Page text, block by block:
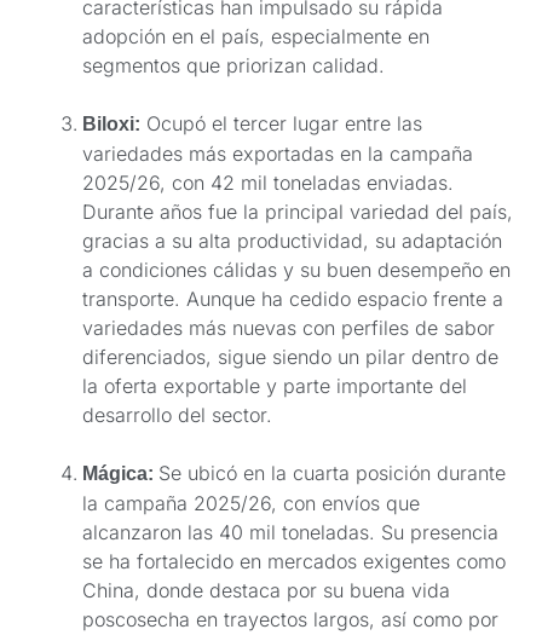
características han impulsado su rápida
adopción en el país, especialmente en
segmentos que priorizan calidad.
Biloxi: Ocupó el tercer lugar entre las
variedades más exportadas en la campaña
2025/26, con 42 mil toneladas enviadas.
Durante años fue la principal variedad del país,
gracias a su alta productividad, su adaptación
a condiciones cálidas y su buen desempeño en
transporte. Aunque ha cedido espacio frente a
variedades más nuevas con perfiles de sabor
diferenciados, sigue siendo un pilar dentro de
la oferta exportable y parte importante del
desarrollo del sector.
Mágica: Se ubicó en la cuarta posición durante
la campaña 2025/26, con envíos que
alcanzaron las 40 mil toneladas. Su presencia
se ha fortalecido en mercados exigentes como
China, donde destaca por su buena vida
poscosecha en trayectos largos, así como por